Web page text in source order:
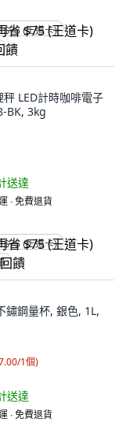
$75 (王道卡)
LED計時咖啡電子
BK, 3kg
送達
∙ 免費退貨
$75 (王道卡)
鏽鋼量杯, 銀色, 1L,
1個)
送達
∙ 免費退貨